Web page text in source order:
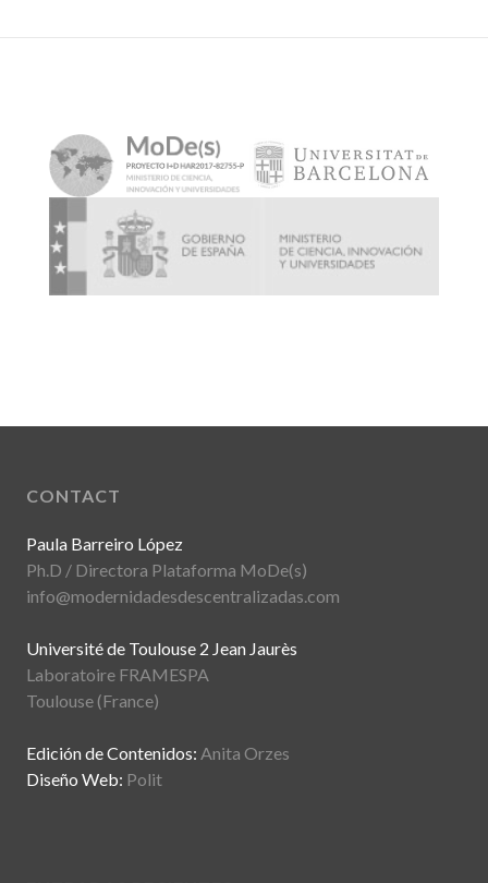
CONTACT
Paula Barreiro López
Ph.D / Directora Plataforma MoDe(s)
info@modernidadesdescentralizadas.com
Université de Toulouse 2 Jean Jaurès
Laboratoire FRAMESPA
Toulouse (France)
Edición de Contenidos: Anita Orzes
Diseño Web: Polit